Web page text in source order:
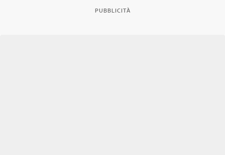
PUBBLICITÀ